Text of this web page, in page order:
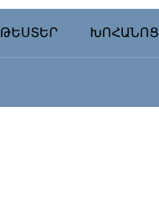
ԹԵՍՏԵՐ ԽՈՀԱՆՈՑ